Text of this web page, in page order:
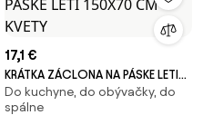
17,1 €
KRÁTKA ZÁCLONA NA PÁSKE LETI
150X70 CM KVETY
Do kuchyne, do obývačky, do
spálne